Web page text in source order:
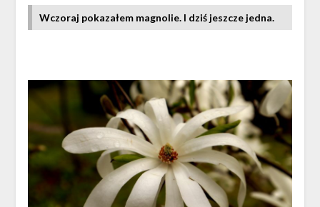
Wczoraj pokazałem magnolie. I dziś jeszcze jedna.